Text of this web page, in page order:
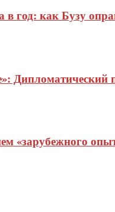
в год: как Бузу
«зарубежного